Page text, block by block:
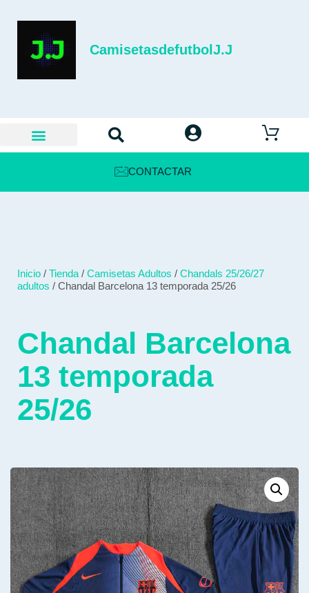
CamisetasdefutbolJ.J
CONTACTAR
Inicio / Tienda / Camisetas Adultos / Chandals 25/26/27
adultos / Chandal Barcelona 13 temporada 25/26
Chandal Barcelona
13 temporada
25/26